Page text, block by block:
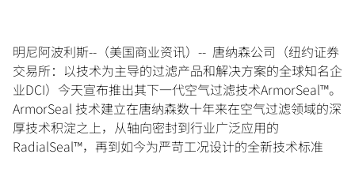
明尼阿波利斯--（美国商业资讯）-- 唐纳森公司（纽约证券
交易所：以技术为主导的过滤产品和解决方案的全球知名企
业DCI）今天宣布推出其下一代空气过滤技术ArmorSeal™。
ArmorSeal 技术建立在唐纳森数十年来在空气过滤领域的深
厚技术积淀之上，从轴向密封到行业广泛应用的
RadialSeal™，再到如今为严苛工况设计的全新技术标准